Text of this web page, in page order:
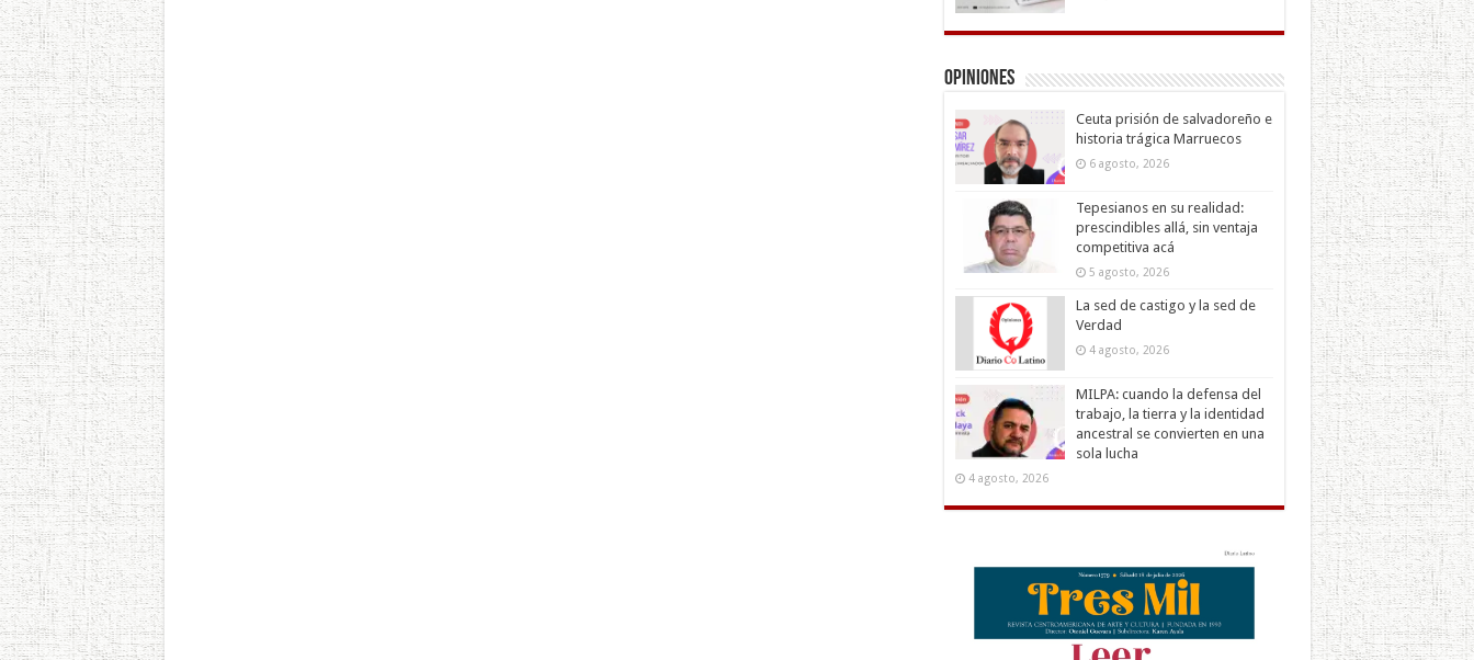
Opiniones
Ceuta prisión de salvadoreño e
historia trágica Marruecos
6 agosto, 2026
Tepesianos en su realidad:
prescindibles allá, sin ventaja
competitiva acá
5 agosto, 2026
La sed de castigo y la sed de
Verdad
4 agosto, 2026
MILPA: cuando la defensa del
trabajo, la tierra y la identidad
ancestral se convierten en una
sola lucha
4 agosto, 2026